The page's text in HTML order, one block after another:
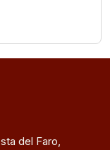
del Faro,